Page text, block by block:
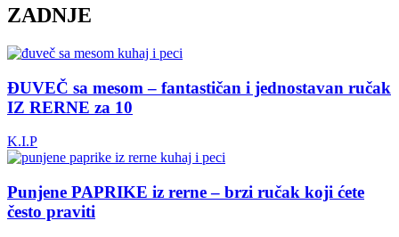
ZADNJE
ĐUVEČ sa mesom – fantastičan i jednostavan ručak
IZ RERNE za 10
K.I.P
Punjene PAPRIKE iz rerne – brzi ručak koji ćete
često praviti